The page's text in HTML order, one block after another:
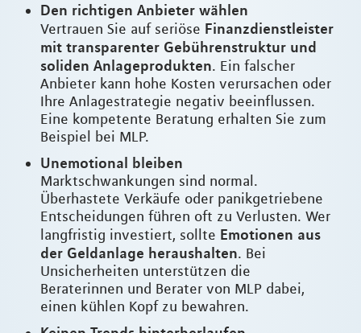
Den richtigen Anbieter wählen
Vertrauen Sie auf seriöse Finanzdienstleister
mit transparenter Gebührenstruktur und
soliden Anlageprodukten. Ein falscher
Anbieter kann hohe Kosten verursachen oder
Ihre Anlagestrategie negativ beeinflussen.
Eine kompetente Beratung erhalten Sie zum
Beispiel bei MLP.
Unemotional bleiben
Marktschwankungen sind normal.
Überhastete Verkäufe oder panikgetriebene
Entscheidungen führen oft zu Verlusten. Wer
langfristig investiert, sollte Emotionen aus
der Geldanlage heraushalten. Bei
Unsicherheiten unterstützen die
Beraterinnen und Berater von MLP dabei,
einen kühlen Kopf zu bewahren.